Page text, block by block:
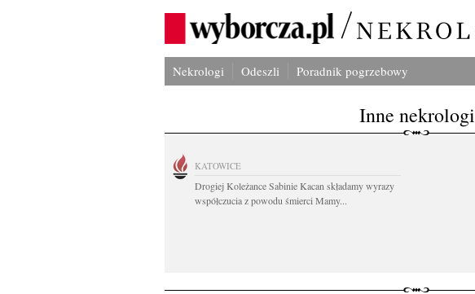
Nekrologi Odeszli Poradnik pogrzebowy
Inne nekrologi
KATOWICE
Drogiej Koleżance Sabinie Kacan składamy wyrazy
współczucia z powodu śmierci Mamy...